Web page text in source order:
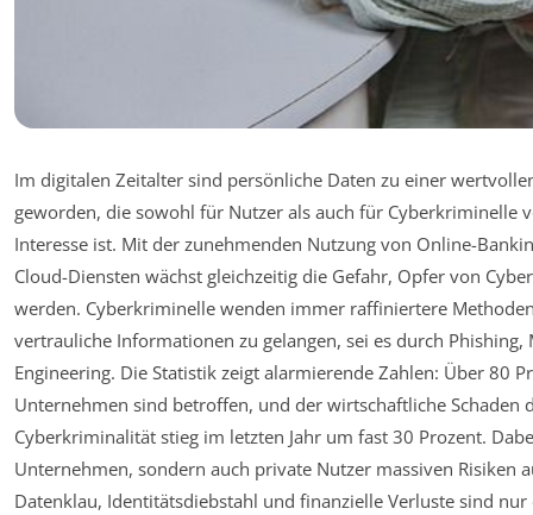
Im digitalen Zeitalter sind persönliche Daten zu einer
geworden, die sowohl für Nutzer als auch für Cyberkriminelle
Interesse ist. Mit der zunehmenden Nutzung von Online-
Cloud-Diensten wächst gleichzeitig die Gefahr, Opfer von
werden. Cyberkriminelle wenden immer raffiniertere
vertrauliche Informationen zu gelangen, sei es durch Phishing,
Engineering. Die Statistik zeigt alarmierende Zahlen: Über 80
Unternehmen sind betroffen, und der wirtschaftliche Schaden
Cyberkriminalität stieg im letzten Jahr um fast 30 Prozent.
Unternehmen, sondern auch private Nutzer massiven Risiken
Datenklau, Identitätsdiebstahl und finanzielle Verluste sind nur